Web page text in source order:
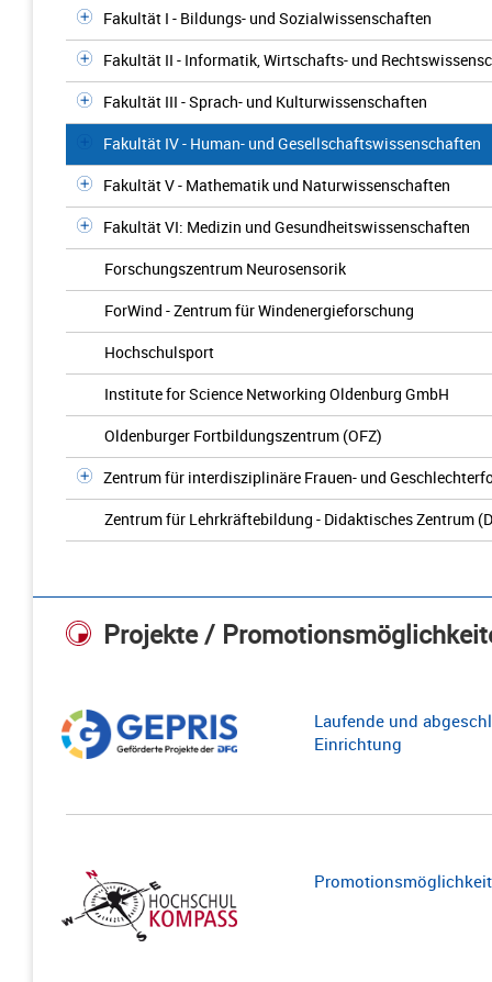
Fakultät I - Bildungs- und Sozialwissenschaften
Fakultät II - Informatik, Wirtschafts- und
Fakultät III - Sprach- und Kulturwissenschaften
Fakultät IV - Human- und Gesellschaftswissenschaften
Fakultät V - Mathematik und Naturwissenschaften
Fakultät VI: Medizin und Gesundheitswissenschaften
Forschungszentrum Neurosensorik
ForWind - Zentrum für Windenergieforschung
Hochschulsport
Institute for Science Networking Oldenburg GmbH
Oldenburger Fortbildungszentrum (OFZ)
Zentrum für interdisziplinäre Frauen- und
Zentrum für Lehrkräftebildung - Didaktisches Zentrum
Projekte /
Laufende und
Einrichtung